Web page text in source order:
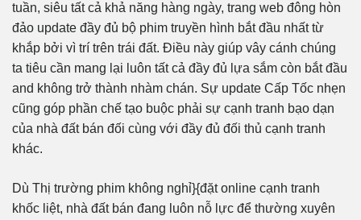
tuần, siêu tất cả khả năng hàng ngày, trang web đông hòn
đảo update đầy đủ bộ phim truyền hình bắt đầu nhất từ
khắp bởi vì trí trên trái đất. Điều này giúp vây cánh chúng
ta tiêu cần mang lại luôn tất cả đầy đủ lựa sắm còn bắt đầu
and không trở thành nhàm chán. Sự update Cấp Tốc nhẹn
cũng góp phần chế tạo buộc phải sự cạnh tranh bạo dạn
của nhà đất bán đối cùng với đầy đủ đối thủ cạnh tranh
khác.
Dù Thị trường phim không nghỉ}{đặt online cạnh tranh
khốc liệt, nhà đất bán đang luôn nỗ lực để thường xuyên